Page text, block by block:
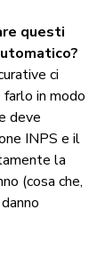
questi
ci
farlo in modo
deve
INPS e il
la
(cosa che,